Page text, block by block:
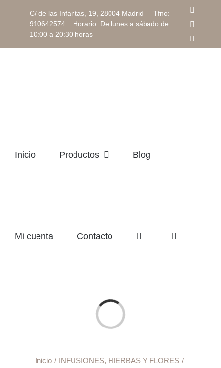
contenido
C/ de las Infantas, 19, 28004 Madrid Tfno:
910642574 Horario: De lunes a sábado de
10:00 a 20:30 horas
Inicio Productos Blog
Mi cuenta Contacto
Cargando...
Inicio
INFUSIONES, HIERBAS Y FLORES